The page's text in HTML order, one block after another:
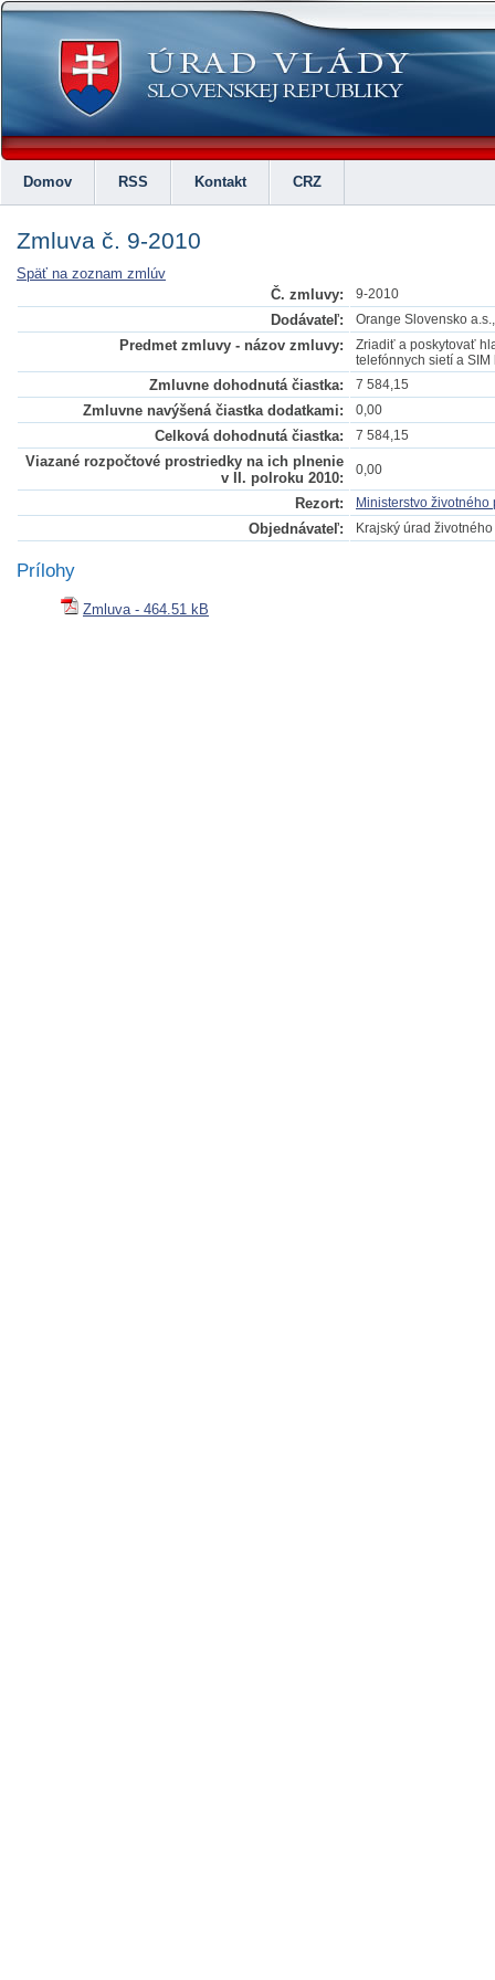
Domov RSS Kontakt CRZ
Zmluva č. 9-2010
Späť na zoznam zmlúv
Č. zmluvy:
9-2010
Dodávateľ: Orange Slovensko
Predmet zmluvy - názov zmluvy:
Zriadiť a poskytovať
telefónnych sietí a
Zmluvne dohodnutá čiastka: 7 584,15
Zmluvne navýšená čiastka dodatkami: 0,00
Celková dohodnutá čiastka: 7 584,15
Viazané rozpočtové prostriedky na ich plnenie
v II. polroku 2010:
0,00
Rezort: Ministerstvo životného
Objednávateľ: Krajský úrad
Prílohy
Zmluva - 464.51 kB